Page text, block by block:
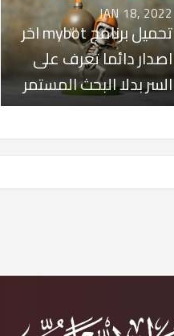
JAN 18, 2022
تحميل برنامج mybot اخر
اصدار دائما تعرف على
السر بدلا البحث المستمر